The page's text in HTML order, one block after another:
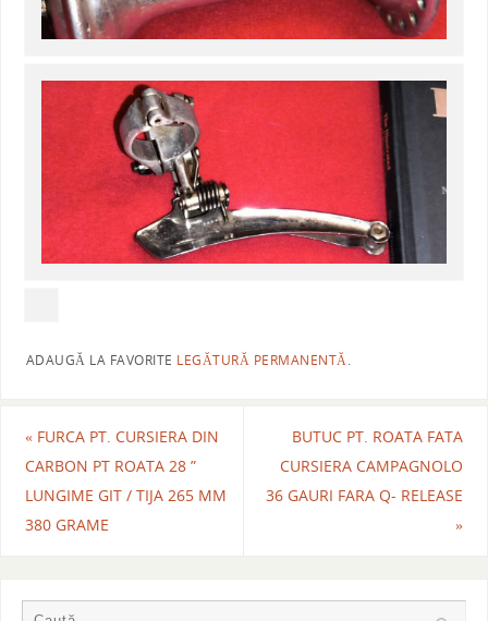
ADAUGĂ LA FAVORITE LEGĂTURĂ PERMANENTĂ.
«FURCA PT. CURSIERA DIN
CARBON PT ROATA 28 ”
LUNGIME GIT / TIJA 265 MM
380 GRAME
BUTUC PT. ROATA FATA
CURSIERA CAMPAGNOLO
36 GAURI FARA Q- RELEASE
»